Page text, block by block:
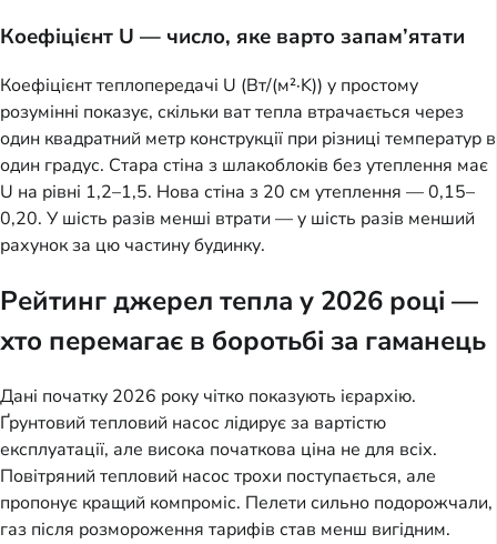
Коефіцієнт U — число, яке варто запам’ятати
Коефіцієнт теплопередачі U (Вт/(м²·K)) у простому
розумінні показує, скільки ват тепла втрачається через
один квадратний метр конструкції при різниці температур в
один градус. Стара стіна з шлакоблоків без утеплення має
U на рівні 1,2–1,5. Нова стіна з 20 см утеплення — 0,15–
0,20. У шість разів менші втрати — у шість разів менший
рахунок за цю частину будинку.
Рейтинг джерел тепла у 2026 році —
хто перемагає в боротьбі за гаманець
Дані початку 2026 року чітко показують ієрархію.
Ґрунтовий тепловий насос лідирує за вартістю
експлуатації, але висока початкова ціна не для всіх.
Повітряний тепловий насос трохи поступається, але
пропонує кращий компроміс. Пелети сильно подорожчали,
газ після розмороження тарифів став менш вигідним.